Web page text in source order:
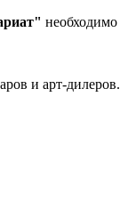
необходимо
и арт-дилеров.